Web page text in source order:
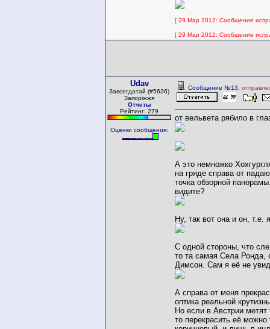
[ 29 Мар 2012: Сообщение
[ 29 Мар 2012: Сообщение
Udav
Завсегдатай (#5636)
Запоріжжя
Отчеты
Рейтинг: 279
Оценки сообщения:
Сообщение №13 ,
от вельвета рябило в
А это немножко
на гряде справа от
точка обзорной
видите?
Ну, так вот она и он, т.е.
С одной стороны, что
то та самая Села Ронда,
Димсон. Сам я её не
А справа от меня
оптика реальной
Но если в Австрии метят
то перекрасить её можно